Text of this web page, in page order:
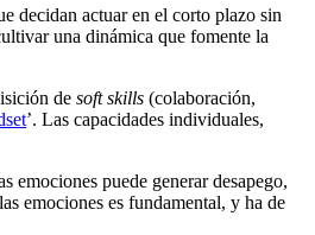
decidan actuar en el corto plazo sin
una dinámica que fomente la
de soft skills (colaboración,
’. Las capacidades individuales,
emociones puede generar desapego,
emociones es fundamental, y ha de